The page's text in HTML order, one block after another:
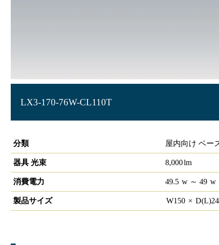
LX3-170-76W-CL110T
分類
屋内向け ベー
器具 光束 8,000lm
消費電力 49.5 w～ 49 w
製品サイズ W150 × D(L)